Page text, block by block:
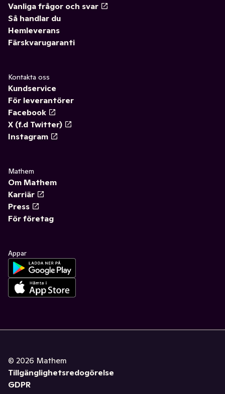
Vanliga frågor och svar
Så handlar du
Hemleverans
Färskvarugaranti
Kontakta oss
Kundservice
För leverantörer
Facebook
X (f.d Twitter)
Instagram
Mathem
Om Mathem
Karriär
Press
För företag
Appar
© 2026 Mathem
Tillgänglighetsredogörelse
GDPR